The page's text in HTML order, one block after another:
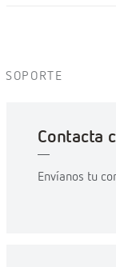
SOPORTE
Contacta
Envíanos tu